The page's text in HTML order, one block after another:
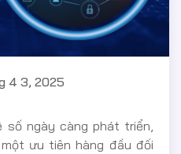
4 3, 2025
số ngày càng phát triển,
ưu tiên hàng đầu đối